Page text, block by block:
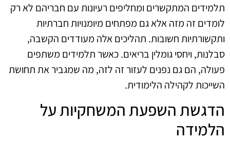
תלמידים המתקשרים ומחליפים רעיונות עם חבריהם לא רק
לומדים זה מזה אלא גם מפתחים מיומנויות חברתיות
ותקשורתיות חשובות. תהליכים אלה מעודדים הקשבה,
סבלנות, ויחסי גומלין בריאים. כאשר תלמידים משתפים
פעולה, הם גם נפנים לעזור זה לזה, מה שמגביר את תחושת
השייכות לקהילה הלימודית.
הדגשת השפעת המשחקיות על
הלמידה